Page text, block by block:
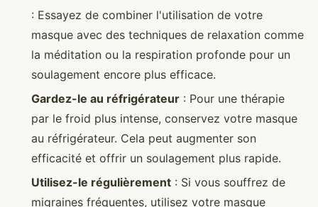
: Essayez de combiner l'utilisation de votre
masque avec des techniques de relaxation comme
la méditation ou la respiration profonde pour un
soulagement encore plus efficace.
Gardez-le au réfrigérateur : Pour une thérapie
par le froid plus intense, conservez votre masque
au réfrigérateur. Cela peut augmenter son
efficacité et offrir un soulagement plus rapide.
Utilisez-le régulièrement : Si vous souffrez de
migraines fréquentes, utilisez votre masque